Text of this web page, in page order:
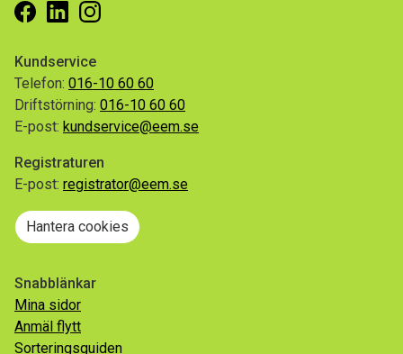
Facebook
LinkedinInstagram
Kundservice
Telefon: 016-10 60 60
Driftstörning: 016-10 60 60
E-post: kundservice@eem.se
Registraturen
E-post: registrator@eem.se
Hantera cookies
Snabblänkar
Mina sidor
Anmäl flytt
Sorteringsguiden